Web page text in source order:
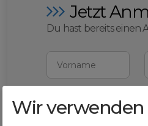
Jetzt
Du hast bereits einen
Vorname
E-Mail
Wir verwenden